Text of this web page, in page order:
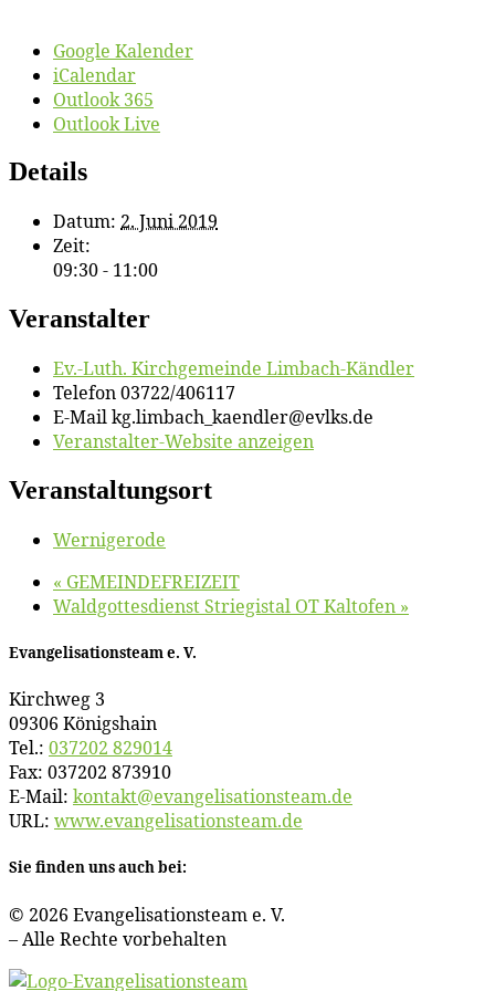
Google Kalender
iCalendar
Outlook 365
Outlook Live
Details
Datum: 2. Juni 2019
Zeit:
09:30 - 11:00
Veranstalter
Ev.-Luth. Kirch­ge­mein­de Limbach-Kändler
Telefon03722/406117
E-Mailkg.limbach_kaendler@evlks.de
Veranstalter-Website anzeigen
Veranstaltungsort
Wer­ni­ge­ro­de
« GEMEINDEFREIZEIT
Wald­got­tes­dienst Strie­gi­s­tal OT Kaltofen »
Evan­ge­li­sa­ti­ons­team e. V.
Kirch­weg 3
09306 Königshain
Tel.: 037202 829014
Fax: 037202 873910
E‑Mail: kontakt@​evangelisationsteam.​de
URL: www​.evan​ge​li​sa​ti​ons​team​.de
Sie fin­den uns auch bei:
© 2026 Evan­ge­li­sa­ti­ons­team e. V.
– Al­le Rech­te vorbehalten